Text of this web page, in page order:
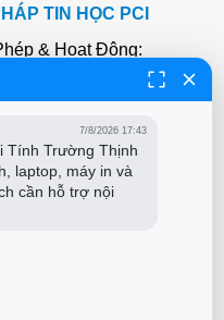
TIN HỌC PCI
& Hoạt Động:
Khu Phố 6, Thủ Đức, Hồ
xem nhanh
7/8/2026 17:43
Tính Trường Thịnh
laptop, máy in và
cần hỗ trợ nội